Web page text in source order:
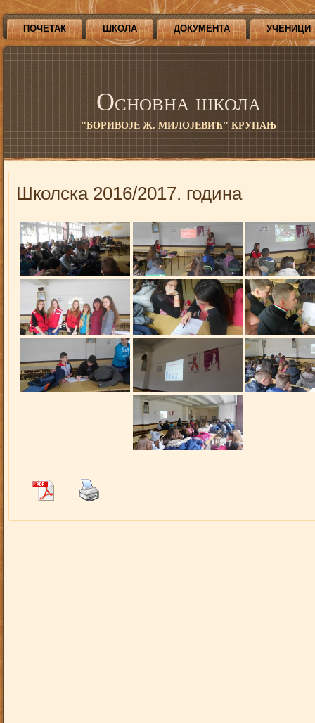
ПОЧЕТАК ШКОЛА ДОКУМЕНТА УЧЕНИЦИ
Основна школа
"БОРИВОЈЕ Ж. МИЛОЈЕВИЋ" КРУПАЊ
Школска 2016/2017. година